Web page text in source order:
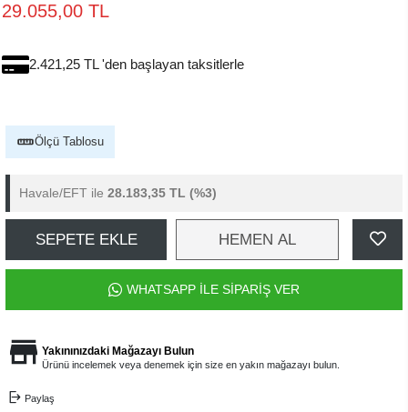
29.055,00 TL
2.421,25 TL 'den başlayan taksitlerle
Ölçü Tablosu
Havale/EFT ile 28.183,35 TL (%3)
SEPETE EKLE HEMEN AL
WHATSAPP İLE SİPARİŞ VER
Yakınınızdaki Mağazayı Bulun
Ürünü incelemek veya denemek için size en yakın mağazayı bulun.
Paylaş